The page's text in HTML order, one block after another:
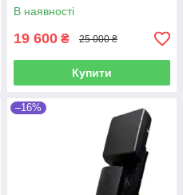
В наявності
19 600 ₴ 25 000 ₴
Купити
–16%